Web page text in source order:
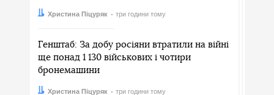
Автор:
Христина Піцуряк
Дата: три години тому
Генштаб: За добу росіяни втратили на війні
ще понад 1 130 військових і чотири
бронемашини
Автор:
Христина Піцуряк
Дата: три години тому